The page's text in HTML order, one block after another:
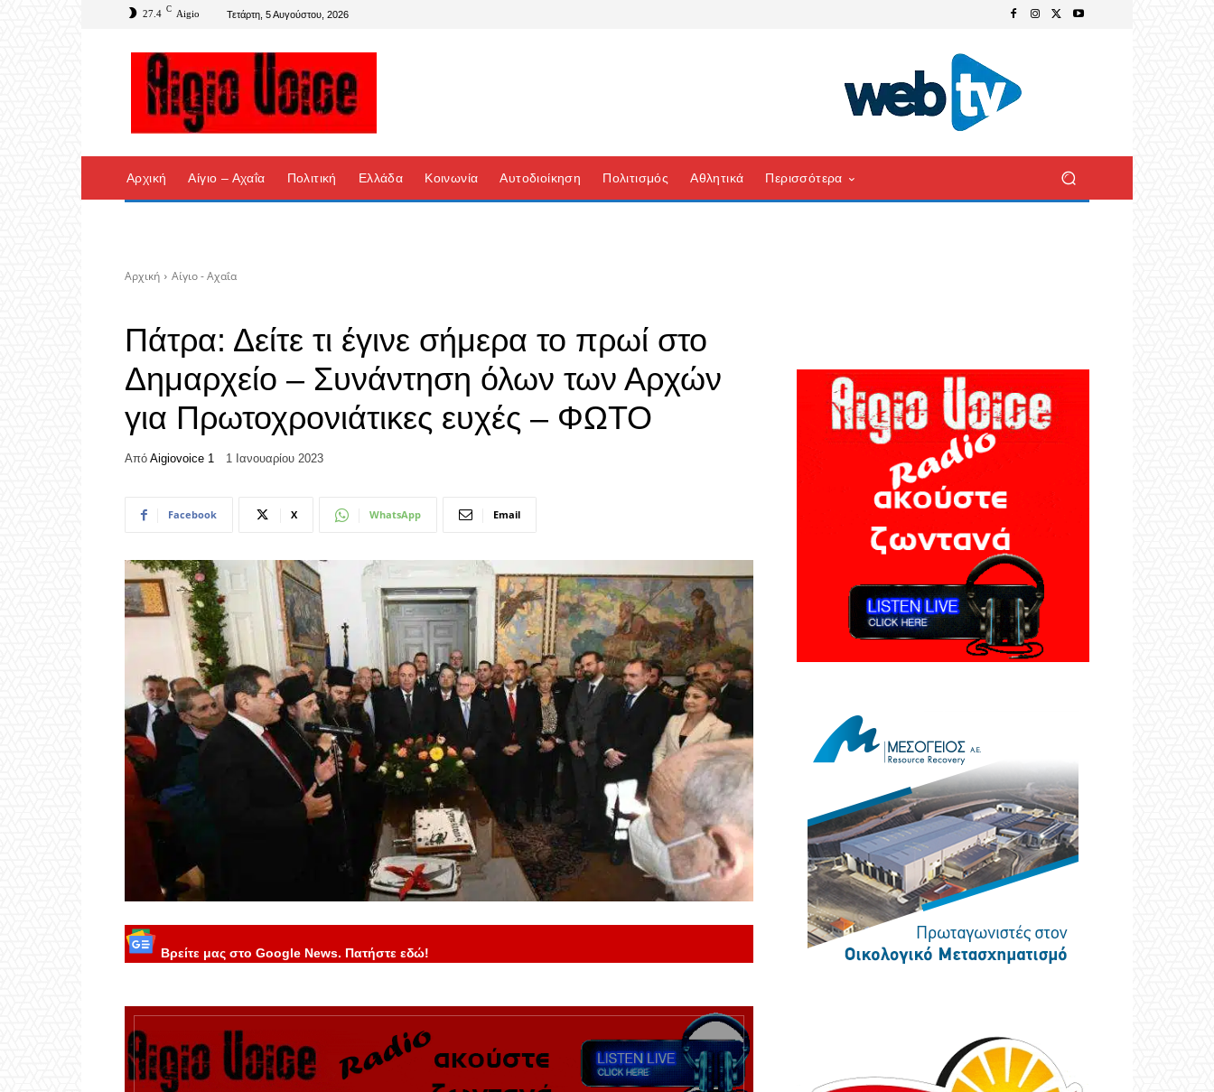
27.4 C Aigio Τετάρτη, 5 Αυγούστου, 2026
Αρχική Αίγιο – Αχαΐα Πολιτική Ελλάδα Κοινωνία Αυτοδιοίκηση Πολιτισμός Αθλητικά Περισσότερα
Αρχική Αίγιο - Αχαΐα
Πάτρα: Δείτε τι έγινε σήμερα το πρωί στο
Δημαρχείο – Συνάντηση όλων των Αρχών
για Πρωτοχρονιάτικες ευχές – ΦΩΤΟ
Από Aigiovoice 1 1 Ιανουαρίου 2023
Facebook X WhatsApp Email
Βρείτε μας στο Google News. Πατήστε εδώ!